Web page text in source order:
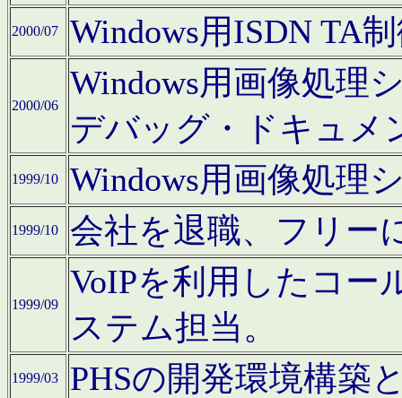
2000/07 Windows用ISDN TA
2000/06
Windows用画像処理
デバッグ・ドキュメ
1999/10 Windows用画像処理
1999/10 会社を退職、フリー
1999/09
VoIPを利用したコー
ステム担当。
1999/03 PHSの開発環境構築